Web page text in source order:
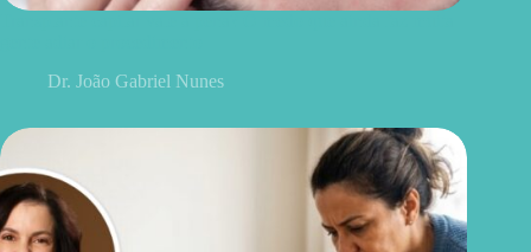
Dr. João Gabriel Nunes